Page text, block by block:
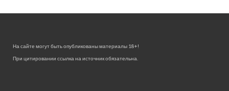
На сайте могут быть опубликованы материалы 18+!
При цитировании ссылка на источник обязательна.